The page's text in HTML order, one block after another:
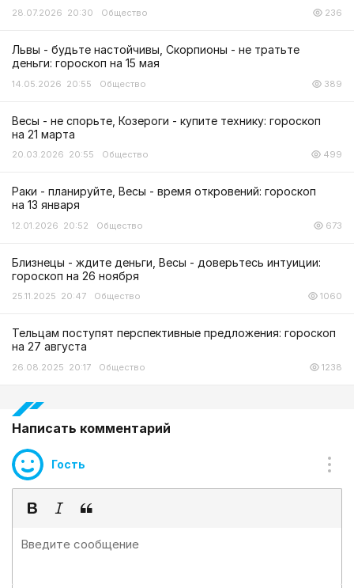
28.07.2026 20:30 Общество 236
Львы - будьте настойчивы, Скорпионы - не тратьте
деньги: гороскоп на 15 мая
14.05.2026 20:55 Общество 389
Весы - не спорьте, Козероги - купите технику: гороскоп
на 21 марта
20.03.2026 20:55 Общество 499
Раки - планируйте, Весы - время откровений: гороскоп
на 13 января
12.01.2026 20:52 Общество 673
Близнецы - ждите деньги, Весы - доверьтесь интуиции:
гороскоп на 26 ноября
25.11.2025 20:47 Общество 1060
Тельцам поступят перспективные предложения: гороскоп
на 27 августа
26.08.2025 20:17 Общество 1238
Написать комментарий
Гость